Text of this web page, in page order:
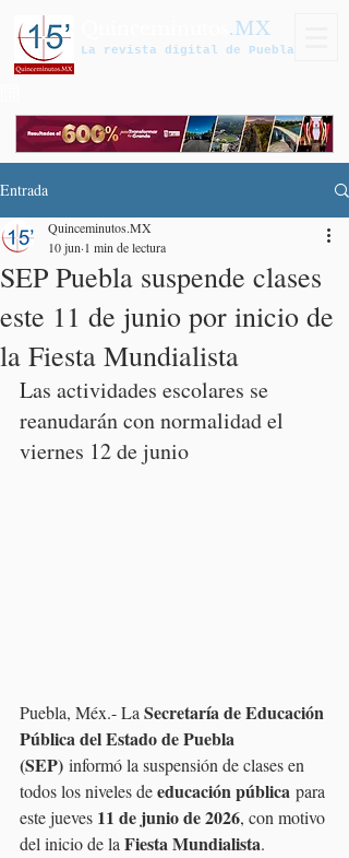
.MX
La revista digital de Puebla
Entrada
SEP Puebla suspende clases
este 11 de junio por inicio de
la Fiesta Mundialista
Quinceminutos.MX
10 jun 1 min de lectura
Las actividades escolares se
reanudarán con normalidad el
viernes 12 de junio
Puebla, Méx.- La Secretaría de Educación
Pública del Estado de Puebla
(SEP) informó la suspensión de clases en
todos los niveles de educación pública para
este jueves 11 de junio de 2026, con motivo
del inicio de la Fiesta Mundialista.